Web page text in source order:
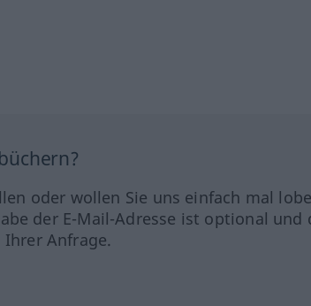
oder wollen Sie uns einfach mal
der E-Mail-Adresse ist optional und
Anfrage.